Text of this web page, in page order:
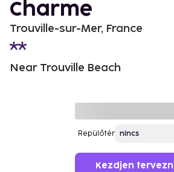
Charme
Trouville-sur-Mer, France
Near Trouville Beach
Repülőtér
Kezdjen tervezni